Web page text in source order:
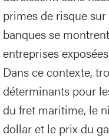
primes de risque
banques se
entreprises
Dans ce contexte,
déterminants pour
du fret maritime, le
dollar et le prix du